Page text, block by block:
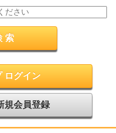
ログイン
規会員登録